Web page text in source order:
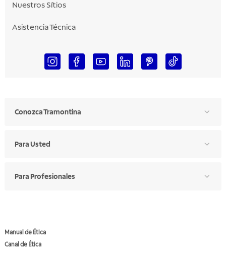
Nuestros Sítios
Asistencia Técnica
Conozca Tramontina
Para Usted
Para Profesionales
Manual de Ética
Canal de Ética